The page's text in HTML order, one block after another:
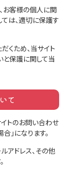
お客様の個人に関
ては、適切に保護す
くため、当サイト
保護に関して当
て
トのお問い合わせ
」になります。
アドレス、その他